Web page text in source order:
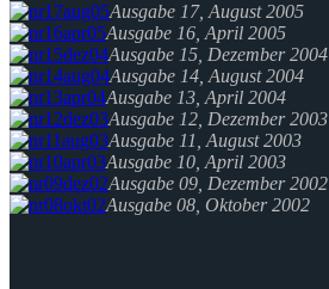
Ausgabe 17, August 2005
Ausgabe 16, April 2005
Ausgabe 15, Dezember 2004
Ausgabe 14, August 2004
Ausgabe 13, April 2004
Ausgabe 12, Dezember 2003
Ausgabe 11, August 2003
Ausgabe 10, April 2003
Ausgabe 09, Dezember 2002
Ausgabe 08, Oktober 2002